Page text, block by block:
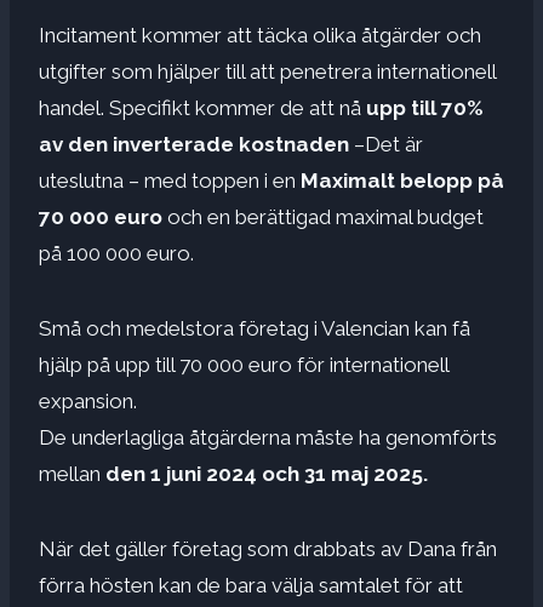
Incitament kommer att täcka olika åtgärder och
utgifter som hjälper till att penetrera internationell
handel. Specifikt kommer de att nå upp till 70%
av den inverterade kostnaden –Det är
uteslutna – med toppen i en Maximalt belopp på
70 000 euro och en berättigad maximal budget
på 100 000 euro.
Små och medelstora företag i Valencian kan få
hjälp på upp till 70 000 euro för internationell
expansion.
De underlagliga åtgärderna måste ha genomförts
mellan den 1 juni 2024 och 31 maj 2025.
När det gäller företag som drabbats av Dana från
förra hösten kan de bara välja samtalet för att